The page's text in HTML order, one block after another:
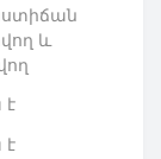
և
է
է